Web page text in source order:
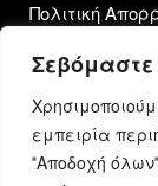
Σεβόμαστε
εμπειρία
"Αποδοχή
Πολιτική
OUTRUN
Ποιοι Είμαστε
Επικοινωνία
Blog